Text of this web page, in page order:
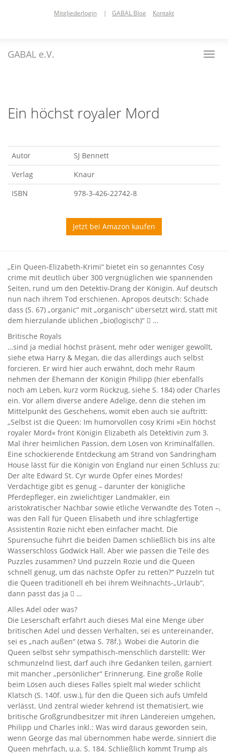
Mitgliederlogin | GABAL Blog Kontakt
GABAL e.V.
Ein höchst royaler Mord
Autor
SJ Bennett
Verlag
Knaur
ISBN
978-3-426-22742-8
Jetzt bei Amazon kaufen
„Ein Queen-Elizabeth-Krimi“ bietet ein so genanntes Cosy
crime mit deutlich über 300 vergnüglichen wie spannenden
Seiten, rund um den Detektiv-Drang der Königin. Auf deutsch
nun nach ihrem Tod erschienen. Apropos deutsch: Schade
dass (S. 67) „organic“ mit „organisch“ übersetzt wird, statt mit
dem hierzulande üblichen „bio(logisch)“  …
Britische Royals
…sind ja medial höchst präsent, mehr oder weniger gewollt,
siehe etwa Harry & Megan, die das allerdings auch selbst
forcieren. Er wird hier auch erwähnt, doch mehr Raum
nehmen der Ehemann der Königin Philipp (hier ebenfalls
noch am Leben, kurz vorm Rückzug, siehe S. 184) oder Charles
ein. Vor allem diverse andere Adelige, denn die stehen im
Mittelpunkt des Geschehens, womit eben auch sie auftritt:
„Selbst ist die Queen: Im humorvollen cosy Krimi »Ein höchst
royaler Mord« frönt Königin Elizabeth als Detektivin zum 3.
Mal ihrer heimlichen Passion, dem Lösen von Kriminalfällen.
Eine schockierende Entdeckung am Strand von Sandringham
House lässt für die Königin von England nur einen Schluss zu:
Der alte Edward St. Cyr wurde Opfer eines Mordes!
Verdächtige gibt es genug – darunter der königliche
Pferdepfleger, ein zwielichtiger Landmakler, ein
aristokratischer Nachbar sowie etliche Verwandte des Toten –,
was den Fall für Queen Elisabeth und ihre schlagfertige
Assistentin Rozie nicht eben einfacher macht. Die
Spurensuche führt die beiden Damen schließlich bis ins alte
Wasserschloss Godwick Hall. Aber wie passen die Teile des
Puzzles zusammen? Und puzzeln Rozie und die Queen
schnell genug, um das nächste Opfer zu retten?“ Puzzeln tut
die Queen traditionell eh bei ihrem Weihnachts-„Urlaub“,
dann passt das ja  …
Alles Adel oder was?
Die Leserschaft erfährt auch dieses Mal eine Menge über
britischen Adel und dessen Verhalten, sei es untereinander,
sei es „nach außen“ (etwa S. 78f.). Wobei die Autorin die
Queen selbst sehr sympathisch-menschlich darstellt: Wer
schmunzelnd liest, darf auch ihre Gedanken teilen, garniert
mit mancher „persönlicher“ Erinnerung. Eine große Rolle
beim Lösen auch dieses Falles spielt mal wieder schlicht
Klatsch (S. 140f. usw.), für den die Queen sich aufs Umfeld
verlässt. Und zentral wieder kehrend ist thematisiert, wie
britische Großgrundbesitzer mit ihren Ländereien umgehen,
Philipp und Charles inkl.: Was wird daraus geworden sein,
wenn George das mal übernommen habe werde, sinniert die
Queen mehrfach, u.a. S. 184. Schließlich kommt Trump als